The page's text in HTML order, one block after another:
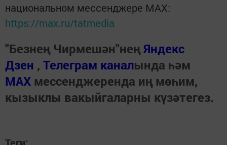
национальном мессенджере MАХ:
https://max.ru/tatmedia
"Безнең Чирмешән"неңЯндекс
Дзен , Телеграм каналында һәм
МАХ мессенджеренда иң мөһим,
кызыклы вакыйгаларны күзәтегез.